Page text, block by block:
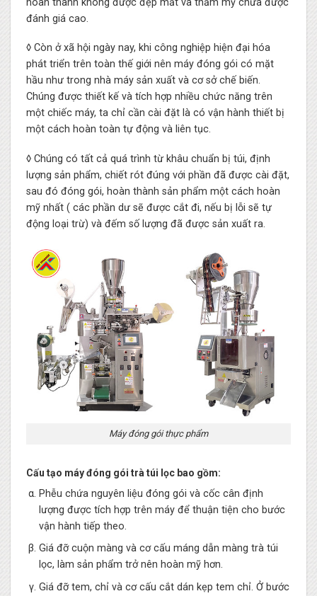
đánh giá cao.
◊ Còn ở xã hội ngày nay, khi công nghiệp hiện đại hóa
phát triển trên toàn thế giới nên máy đóng gói có mặt
hầu như trong nhà máy sản xuất và cơ sở chế biến.
Chúng được thiết kế và tích hợp nhiều chức năng trên
một chiếc máy, ta chỉ cần cài đặt là có vận hành thiết bị
một cách hoàn toàn tự động và liên tục.
◊ Chúng có tất cả quá trình từ khâu chuẩn bị túi, định
lượng sản phẩm, chiết rót đúng với phần đã được cài đặt,
sau đó đóng gói, hoàn thành sản phẩm một cách hoàn
mỹ nhất ( các phần dư sẽ được cắt đi, nếu bị lỗi sẽ tự
động loại trừ) và đếm số lượng đã được sản xuất ra.
Máy đóng gói thực phẩm
Cấu tạo máy đóng gói trà túi lọc bao gồm:
Phễu chứa nguyên liệu đóng gói và cốc cân định
lượng được tích hợp trên máy để thuận tiện cho bước
vận hành tiếp theo.
Giá đỡ cuộn màng và cơ cấu máng dẫn màng trà túi
lọc, làm sản phẩm trở nên hoàn mỹ hơn.
Giá đỡ tem, chỉ và cơ cấu cắt dán kẹp tem chỉ. Ở bước